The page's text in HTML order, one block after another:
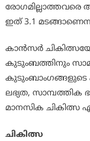
രോഗമില്ലാത്തവരെ
ഇത് 3.1
കാന്‍സര്‍
കുടുംബത്തിനും
ലഭ്യത, സാമ്പത്തിക
മാനസിക ചികിത്സ
ചികിത്സ